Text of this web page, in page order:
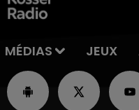
MÉDIAS JEUX